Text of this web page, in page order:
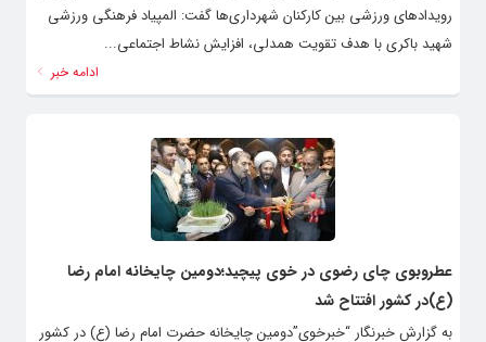
رویدادهای ورزشی بین کارکنان شهرداری‌ها گفت: المپیاد فرهنگی ورزشی
شهید باکری با هدف تقویت همدلی، افزایش نشاط اجتماعی...
ادامه خبر
عطروبوی چای رضوی در خوی پیچید؛دومین چایخانه امام رضا
(ع)در کشور افتتاح شد
به گزارش خبرنگار “خبرخوی”دومین چایخانه حضرت امام رضا (ع) در کشور